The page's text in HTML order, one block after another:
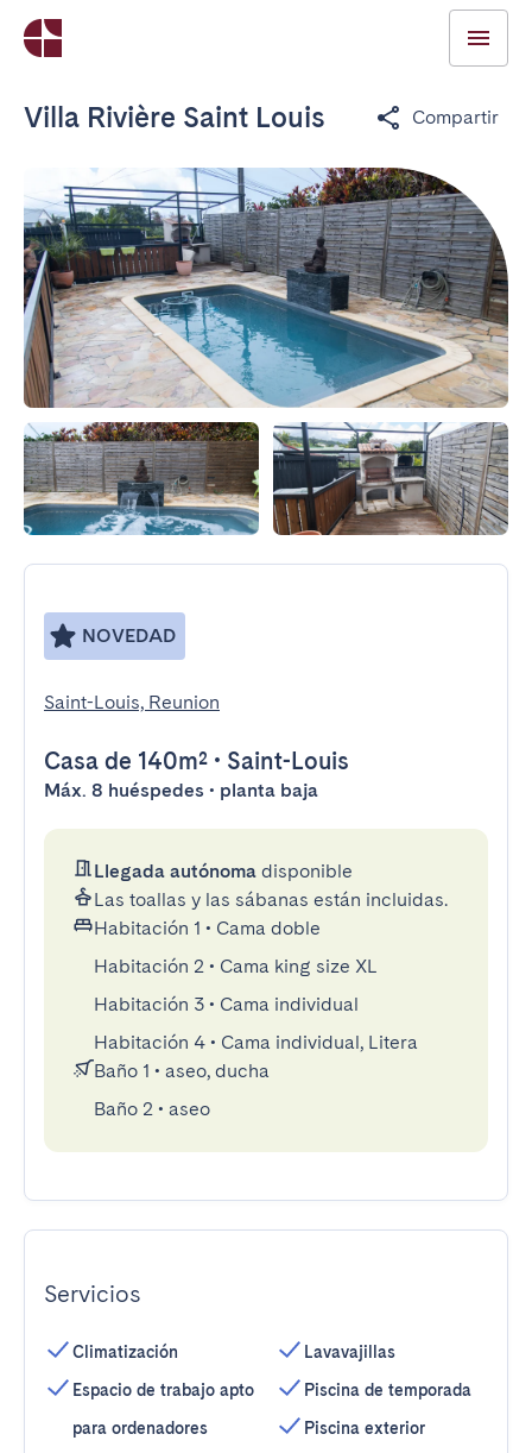
Villa Rivière Saint Louis Compartir
NOVEDAD
Saint-Louis, Reunion
Casa de 140m² • Saint-Louis
Máx. 8 huéspedes • planta baja
Llegada autónoma disponible
Las toallas y las sábanas están incluidas.
Habitación 1 • Cama doble
Habitación 2 • Cama king size XL
Habitación 3 • Cama individual
Habitación 4 • Cama individual, Litera
Baño 1 • aseo, ducha
Baño 2 • aseo
Servicios
Climatización
Espacio de trabajo apto
para ordenadores
Lavavajillas
Piscina de temporada
Piscina exterior